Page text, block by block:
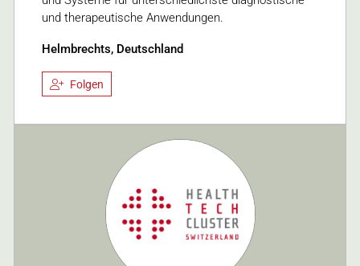
und therapeutische Anwendungen.
Helmbrechts, Deutschland
Folgen